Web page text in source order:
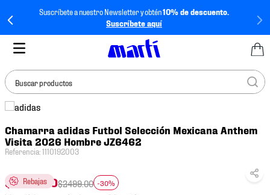
Suscríbete a nuestro Newsletter y obtén10% de descuento.
Suscríbete aquí
Buscar productos
Chamarra adidas Futbol Selección Mexicana Anthem
Visita 2026 Hombre JZ6462
Referencia:1110192003
Rebajas
$1749.30$2499.00 -30%
BUSCADOS
1.
tenis mujer
3.
tenis